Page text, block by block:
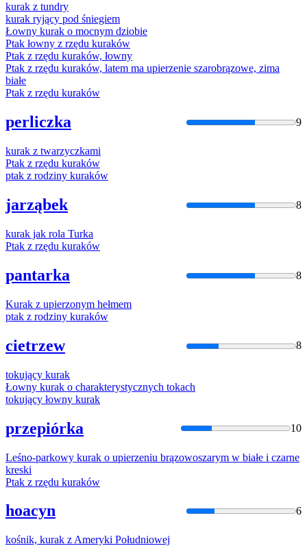
kurak z tundry
kurak ryjący pod śniegiem
Łowny kurak o mocnym dziobie
Ptak łowny z rzędu kuraków
Ptak z rzędu kuraków, łowny
Ptak z rzędu kuraków, latem ma upierzenie szarobrązowe, zima
białe
Ptak z rzędu kuraków
perliczka 9
kurak z twarzyczkami
Ptak z rzędu kuraków
ptak z rodziny kuraków
jarząbek 8
kurak jak rola Turka
Ptak z rzędu kuraków
pantarka 8
Kurak z upierzonym hełmem
ptak z rodziny kuraków
cietrzew 8
tokujący kurak
Łowny kurak o charakterystycznych tokach
tokujący łowny kurak
przepiórka 10
Leśno-parkowy kurak o upierzeniu brązowoszarym w białe i czarne
kreski
Ptak z rzędu kuraków
hoacyn 6
kośnik, kurak z Ameryki Południowej